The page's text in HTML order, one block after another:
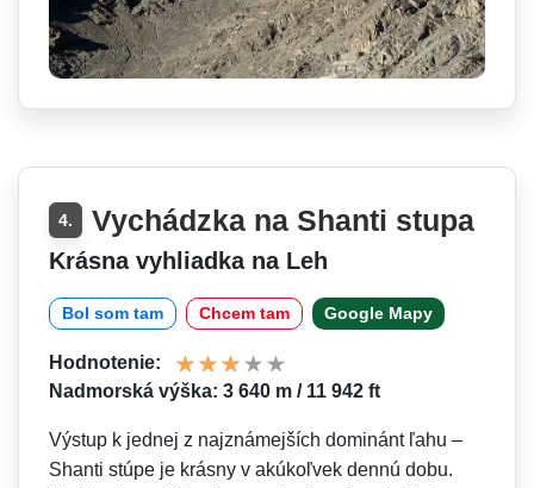
4. Vychádzka na Shanti stupa
Krásna vyhliadka na Leh
Bol som tam Chcem tam Google Mapy
Hodnotenie:
Nadmorská výška: 3 640 m / 11 942 ft
Výstup k jednej z najznámejších dominánt ľahu –
Shanti stúpe je krásny v akúkoľvek dennú dobu.